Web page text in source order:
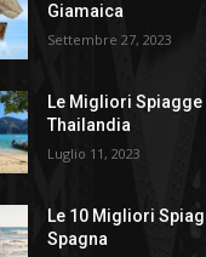
Giamaica
Settembre 27, 2023
Le Migliori Spiagge
Thailandia
Luglio 11, 2023
Le 10 Migliori
Spagna